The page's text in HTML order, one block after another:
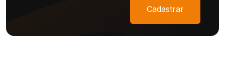
Cadastrar